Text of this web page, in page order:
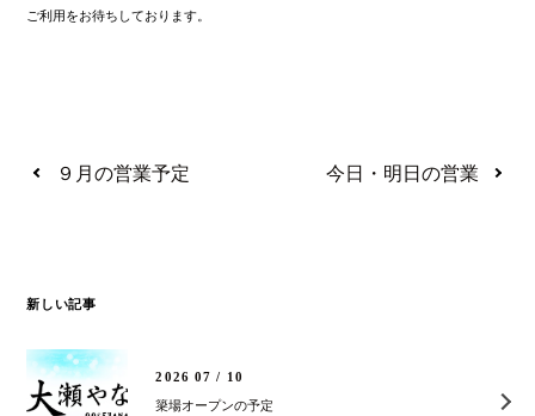
ご利用をお待ちしております。
９月の営業予定 今日・明日の営業
新しい記事
2026 07 / 10
簗場オープンの予定